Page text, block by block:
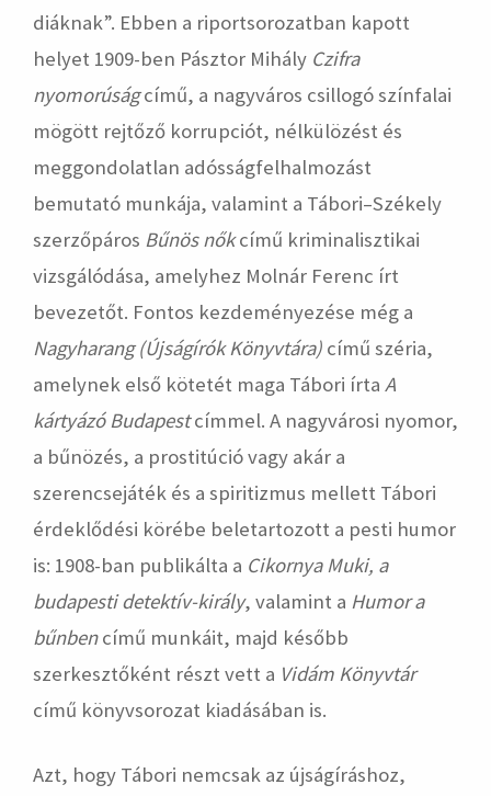
diáknak”. Ebben a riportsorozatban kapott
helyet 1909-ben Pásztor Mihály Czifra
nyomorúságcímű, a nagyváros csillogó színfalai
mögött rejtőző korrupciót, nélkülözést és
meggondolatlan adósságfelhalmozást
bemutató munkája, valamint a Tábori–Székely
szerzőpáros Bűnös nőkcímű kriminalisztikai
vizsgálódása, amelyhez Molnár Ferenc írt
bevezetőt. Fontos kezdeményezése még a
Nagyharang (Újságírók Könyvtára) című széria,
amelynek első kötetét maga Tábori írta A
kártyázó Budapestcímmel. A nagyvárosi nyomor,
a bűnözés, a prostitúció vagy akár a
szerencsejáték és a spiritizmus mellett Tábori
érdeklődési körébe beletartozott a pesti humor
is: 1908-ban publikálta a Cikornya Muki, a
budapesti detektív-király, valamint a Humor a
bűnbencímű munkáit, majd később
szerkesztőként részt vett a Vidám Könyvtár
című könyvsorozat kiadásában is.
Azt, hogy Tábori nemcsak az újságíráshoz,